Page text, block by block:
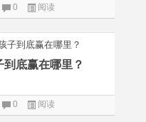
0 阅读
底赢在哪里？
0 阅读